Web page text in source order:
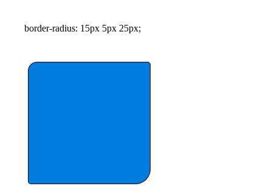
border-radius: 15px 5px 25px;